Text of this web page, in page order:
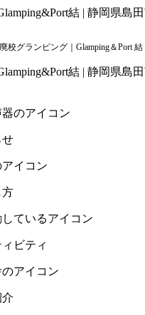
校グランピング｜Glamping＆Port 結
せ
方
ビティ